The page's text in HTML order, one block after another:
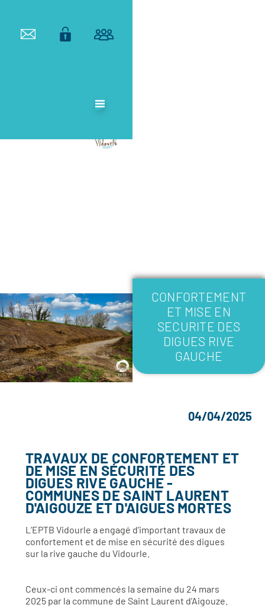
TERRITORIAL
DE BASSIN DU
CONFORTEMENT
ET MISE EN
SECURITE DES
DIGUES RIVE
GAUCHE
04/04/2025
TRAVAUX DE CONFORTEMENT ET
DE MISE EN SÉCURITÉ DES
DIGUES RIVE GAUCHE -
COMMUNES DE SAINT LAURENT
D'AIGOUZE ET D'AIGUES MORTES
L’EPTB Vidourle a engagé d’important travaux de
confortement et de mise en sécurité des digues
sur la rive gauche du Vidourle.
Ceux-ci ont commencés la semaine du 24 mars
2025 par la commune de Saint Laurent d’Aigouze.